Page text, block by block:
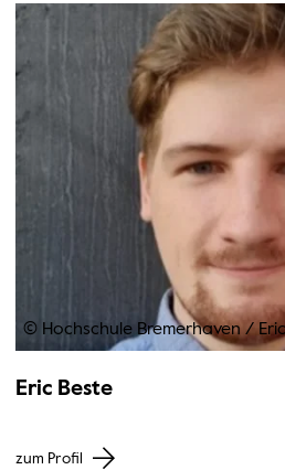
© Hochschule Bremerhaven/
Eric Beste
zum Profil